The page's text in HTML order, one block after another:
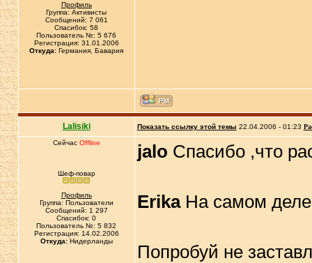
Профиль
Группа: Активисты
Сообщений: 7 061
Спасибок: 58
Пользователь №: 5 676
Регистрация: 31.01.2006
Откуда: Германия, Бавария
Lalisiki Показать ссылку этой темы 22.04.2006 - 01:23
Сейчас Offline
Шеф-повар
Профиль
Группа: Пользователи
Сообщений: 1 297
Спасибок: 0
Пользователь №: 5 832
Регистрация: 14.02.2006
Откуда:Нидерланды
jalo Спасибо ,что
ErikaНа самом деле
Попробуй не